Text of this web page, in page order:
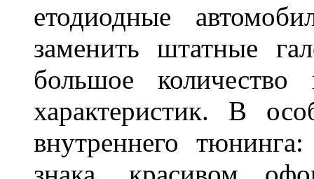
етодиодные
заменить штатные
большое
характеристик. В
внутреннего